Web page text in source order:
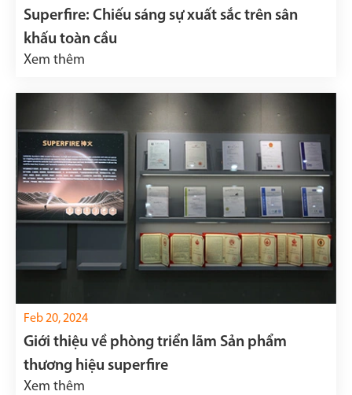
Superfire: Chiếu sáng sự xuất sắc trên sân
khấu toàn cầu
Xem thêm
Feb 20, 2024
Giới thiệu về phòng triển lãm Sản phẩm
thương hiệu superfire
Xem thêm